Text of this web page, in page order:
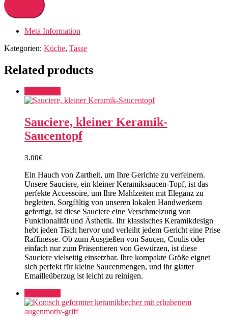
Meta Information
Kategorien: Küche, Tasse
Related products
Sauciere, kleiner Keramik-
Saucentopf
3.00€
Ein Hauch von Zartheit, um Ihre Gerichte zu verfeinern.
Unsere Sauciere, ein kleiner Keramiksaucen-Topf, ist das
perfekte Accessoire, um Ihre Mahlzeiten mit Eleganz zu
begleiten. Sorgfältig von unseren lokalen Handwerkern
gefertigt, ist diese Sauciere eine Verschmelzung von
Funktionalität und Ästhetik. Ihr klassisches Keramikdesign
hebt jeden Tisch hervor und verleiht jedem Gericht eine Prise
Raffinesse. Ob zum Ausgießen von Saucen, Coulis oder
einfach nur zum Präsentieren von Gewürzen, ist diese
Sauciere vielseitig einsetzbar. Ihre kompakte Größe eignet
sich perfekt für kleine Saucenmengen, und ihr glatter
Emailleüberzug ist leicht zu reinigen.